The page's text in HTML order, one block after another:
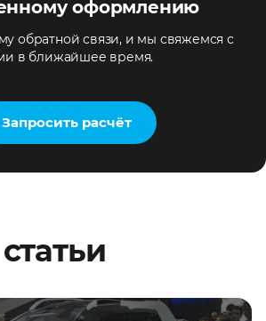
оформлению
обратной связи, и мы свяжемся с
в ближайшее время.
Запросить расчёт